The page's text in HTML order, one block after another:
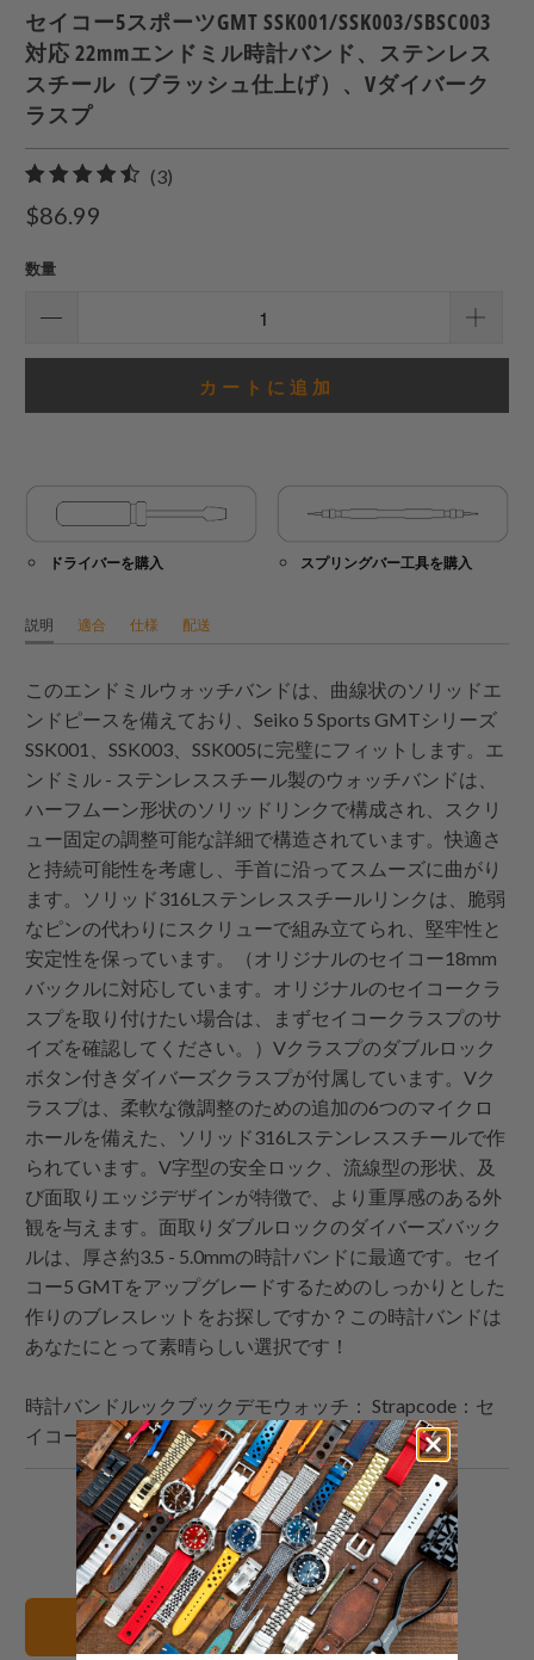
セイコー5スポーツGMT SSK001/SSK003/SBSC003
対応 22mmエンドミル時計バンド、ステンレス
スチール（ブラッシュ仕上げ）、Vダイバーク
ラスプ
(3)
ー
$86.99
数量
カートに追加
ドライバーを購入 スプリングバー工具を購入
説明 適合 仕様 配送
このエンドミルウォッチバンドは、曲線状のソリッドエ
ンドピースを備えており、Seiko 5 Sports GMTシリーズ
SSK001、SSK003、SSK005に完璧にフィットします。エ
ンドミル - ステンレススチール製のウォッチバンドは、
ハーフムーン形状のソリッドリンクで構成され、スクリ
ュー固定の調整可能な詳細で構造されています。快適さ
と持続可能性を考慮し、手首に沿ってスムーズに曲がり
ます。ソリッド316Lステンレススチールリンクは、脆弱
なピンの代わりにスクリューで組み立てられ、堅牢性と
安定性を保っています。（オリジナルのセイコー18mm
バックルに対応しています。オリジナルのセイコークラ
スプを取り付けたい場合は、まずセイコークラスプのサ
イズを確認してください。）Vクラスプのダブルロック
ボタン付きダイバーズクラスプが付属しています。Vク
ラスプは、柔軟な微調整のための追加の6つのマイクロ
ホールを備えた、ソリッド316Lステンレススチールで作
られています。V字型の安全ロック、流線型の形状、及
び面取りエッジデザインが特徴で、より重厚感のある外
観を与えます。面取りダブルロックのダイバーズバック
ルは、厚さ約3.5 - 5.0mmの時計バンドに最適です。セイ
コー5 GMTをアップグレードするためのしっかりとした
作りのブレスレットをお探しですか？この時計バンドは
あなたにとって素晴らしい選択です！
時計バンドルックブックデモウォッチ：Strapcode ：セ
イコー5スポーツGMT SSK003K1 ブルー
こ
の
内
容
を
Facebook
で
共
有
す
Pinterest
で
共
有
す
こ
の
メ
ー
ル
22mm 腕時計バンド